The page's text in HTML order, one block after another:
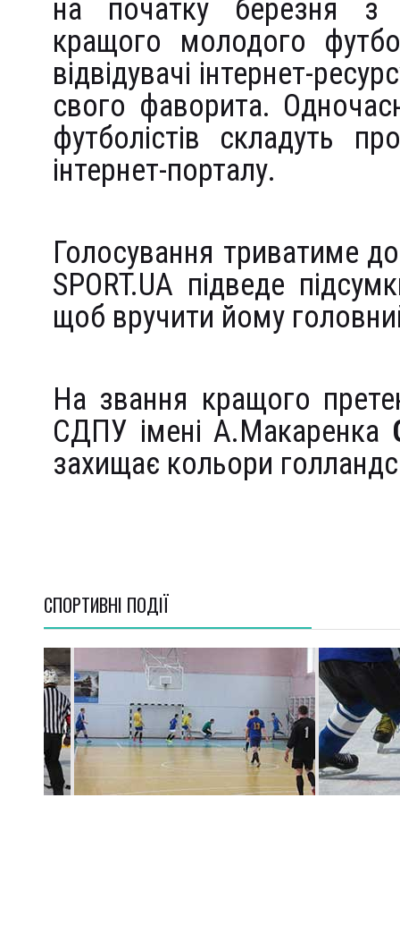
на початку березня з
кращого молодого
відвідувачі інтернет-
свого фаворита.
футболістів складуть
інтернет-порталу.
Голосування триватиме
SPORT.UA підведе
щоб вручити йому
На звання кращого
СДПУ імені А.Макаренка
захищає кольори
СПОРТИВНI ПОДІЇ